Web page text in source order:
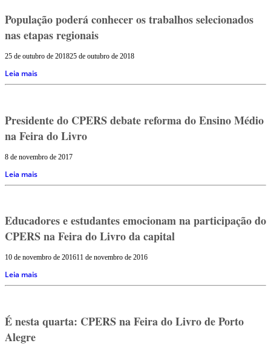
População poderá conhecer os trabalhos selecionados
nas etapas regionais
25 de outubro de 201825 de outubro de 2018
Leia mais
Presidente do CPERS debate reforma do Ensino Médio
na Feira do Livro
8 de novembro de 2017
Leia mais
Educadores e estudantes emocionam na participação do
CPERS na Feira do Livro da capital
10 de novembro de 201611 de novembro de 2016
Leia mais
É nesta quarta: CPERS na Feira do Livro de Porto
Alegre